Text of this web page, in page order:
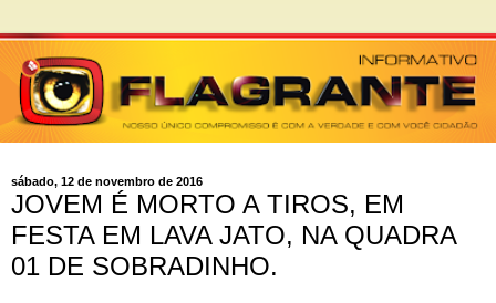
sábado, 12 de novembro de 2016
JOVEM É MORTO A TIROS, EM
FESTA EM LAVA JATO, NA QUADRA
01 DE SOBRADINHO.